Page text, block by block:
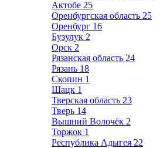
Актобе 25
Оренбургская область 25
Оренбург 16
Бузулук 2
Орск 2
Рязанская область 24
Рязань 18
Скопин 1
Шацк 1
Тверская область 23
Тверь 14
Вышний Волочёк 2
Торжок 1
Республика Адыгея 22